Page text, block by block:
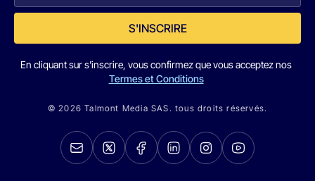
S'INSCRIRE
En cliquant sur s'inscrire, vous confirmez que vous acceptez nos
Termes et Conditions
© 2026 Talmont Media SAS. tous droits réservés.